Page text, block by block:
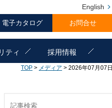
電子カタログ お問合せ
English
ティ 採用情報
TOP > メディア > 2026年07月07日